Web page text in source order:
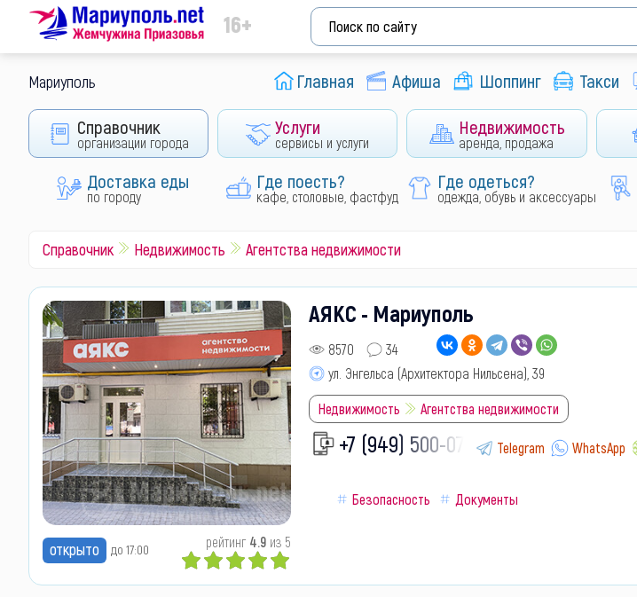
16+
Мариуполь Главная Афиша Шоппинг Такси
Справочник
организации города
Услуги
сервисы и услуги
Недвижимость
аренда, продажа
Доставка еды
по городу
Где поесть?
кафе, столовые, фастфуд
Где одеться?
одежда, обувь и аксессуары
Справочник Недвижимость Агентства недвижимости
открыто до 17:00 рейтинг 4.9 из 5
АЯКС - Мариуполь
8570
34
ул. Энгельса (Архитектора Нильсена), 39
Недвижимость Агентства недвижимости
+7 (949) 500-07- Telegram WhatsApp
Безопасность Документы